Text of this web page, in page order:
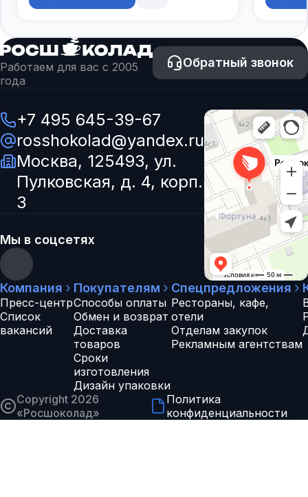
Работаем для вас с 2005
года
Обратный звонок
+7 495 645-39-67
rosshokolad@yandex.ru
Москва, 125493, ул.
Пулковская, д. 4, корп.
3
Мы в соцсетях
Компания
Пресс-центр
Список
вакансий
Покупателям
Способы оплаты
Обмен и возврат
Доставка
товаров
Сроки
изготовления
Дизайн упаковки
Спецпредложения
Рестораны, кафе,
отели
Отделам закупок
Рекламным агентствам
Copyright 2026
«Росшоколад»
Политика
конфиденциальности